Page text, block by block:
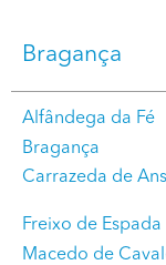
Bragança
Alfândega da Fé
Bragança
Carrazeda de
Freixo de Espada
Macedo de